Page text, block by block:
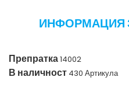
ИНФОРМАЦИЯ
Препратка14002
В наличност 430 Артикула